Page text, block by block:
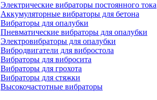
Электрические вибраторы постоянного тока
Аккумуляторные вибраторы для бетона
Вибраторы для опалубки
Пневматические вибраторы для опалубки
Электровибраторы для опалубки
Вибродвигатели для вибростола
Вибраторы для вибросита
Вибраторы для грохота
Вибраторы для стяжки
Высокочастотные вибраторы